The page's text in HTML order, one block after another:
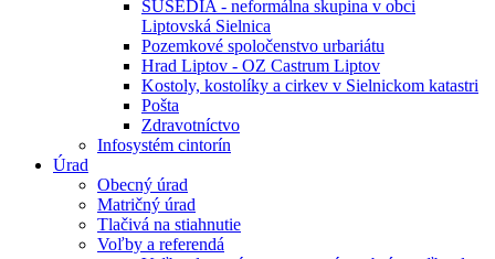
SUSEDIA - neformálna skupina v obci
Liptovská Sielnica
Pozemkové spoločenstvo urbariátu
Hrad Liptov - OZ Castrum Liptov
Kostoly, kostolíky a cirkev v Sielnickom katastri
Pošta
Zdravotníctvo
Infosystém cintorín
Úrad
Obecný úrad
Matričný úrad
Tlačivá na stiahnutie
Voľby a referendá